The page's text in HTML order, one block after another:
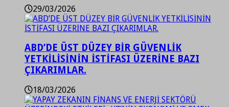
29/03/2026
ABD’DE ÜST DÜZEY BİR GÜVENLİK
YETKİLİSİNİN İSTİFASI ÜZERİNE BAZI
ÇIKARIMLAR.
18/03/2026